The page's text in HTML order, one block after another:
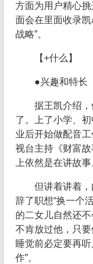
方面为用户精心
面会在里面收录
战略”。
【+什么】
●兴趣和特长
据王凯介绍
了。上了小学、
业后开始做配音
视台主持《财富
上依然是在讲故事
但讲着讲着
辞了职想“换一个
的二女儿自然还
不肯放过他，只
睡觉前必定要再
作”。